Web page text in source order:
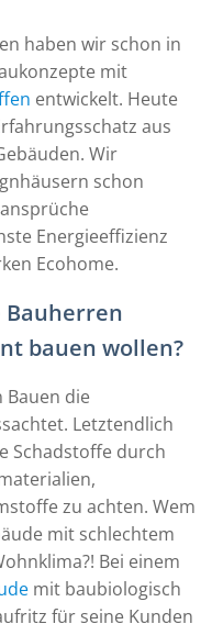
haben wir schon in
mit
entwickelt. Heute
aus
Wir
schon
Energieeffizienz
Ecohome.
Bauherren
bauen wollen?
die
Letztendlich
Schadstoffe durch
zu achten. Wem
mit schlechtem
Bei einem
mit baubiologisch
für seine Kunden